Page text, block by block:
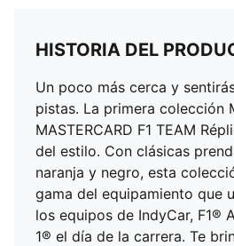
HISTORIA DEL
Un poco más cerca y
pistas. La primera colección
MASTERCARD F1 TEAM
del estilo. Con clásicas
naranja y negro, esta
gama del equipamiento que
los equipos de IndyCar, F1®
1® el día de la carrera. Te